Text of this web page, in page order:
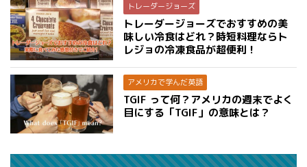
トレーダージョーズ
トレーダージョーズでおすすめの美
味しい冷食はどれ？時短料理ならト
レジョの冷凍食品が超便利！
アメリカで学んだ英語
TGIF って何？アメリカの週末でよく
目にする「TGIF」の意味とは？